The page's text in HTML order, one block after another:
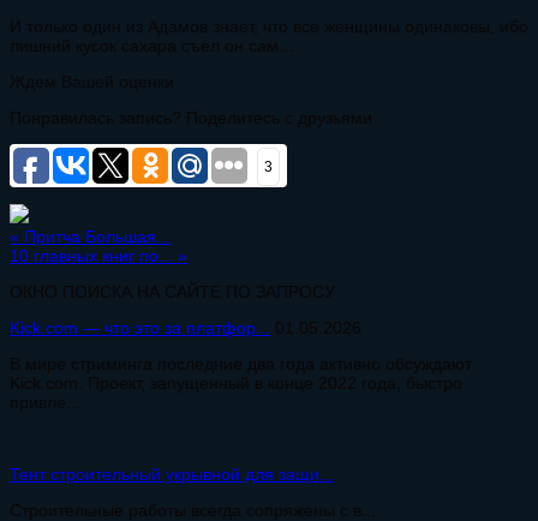
И только один из Адамов знает, что все женщины одинаковы, ибо
лишний кусок сахара съел он сам…
Ждем Вашей оценки
Понравилась запись? Поделитесь с друзьями
3
« Притча Большая...
10 главных книг по... »
ОКНО ПОИСКА НА САЙТЕ ПО ЗАПРОСУ
Kick.com — что это за платфор...
01.05.2026
В мире стриминга последние два года активно обсуждают
Kick.com. Проект, запущенный в конце 2022 года, быстро
привле...
Тент строительный укрывной для защи...
Строительные работы всегда сопряжены с в...